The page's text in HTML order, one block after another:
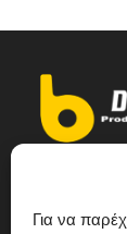
Για να
9ο χλμ
Διαβατά